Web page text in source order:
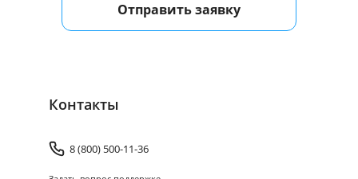
Отправить заявку
Контакты
8 (800) 500-11-36